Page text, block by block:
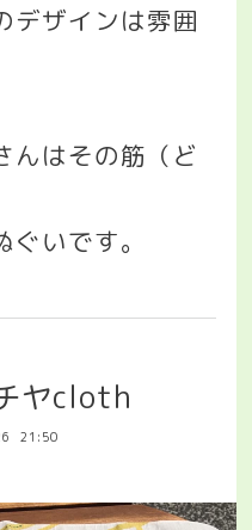
デザインは雰囲
んはその筋（ど
いです。
ヤcloth
21:50